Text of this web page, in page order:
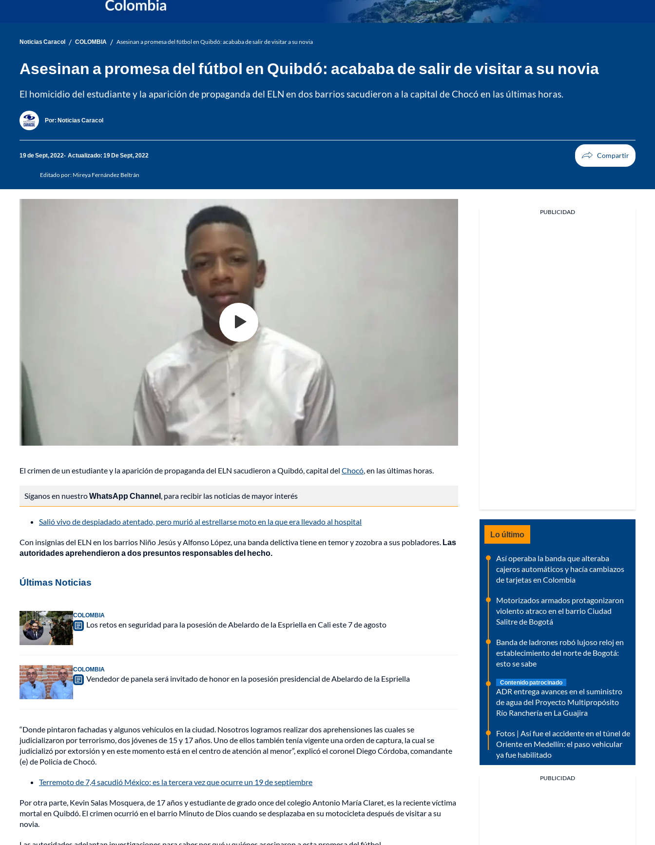
Noticias Caracol / COLOMBIA / Asesinan a promesa del fútbol en Quibdó: acababa de salir de visitar a su novia
Asesinan a promesa del fútbol en Quibdó: acababa de salir de visitar a su novia
El homicidio del estudiante y la aparición de propaganda del ELN en dos barrios sacudieron a la capital de Chocó en las últimas horas.
Por: Noticias Caracol
19 de Sept, 2022 Actualizado: 19 De Sept, 2022
Editado por: Mireya Fernández Beltrán
El crimen de un estudiante y la aparición de propaganda del ELN sacudieron a Quibdó, capital del Chocó, en las últimas horas.
Síganos en nuestroWhatsApp Channel, para recibir las noticias de mayor interés
Salió vivo de despiadado atentado, pero murió al estrellarse moto en la que era llevado al hospital
Con insignias del ELN en los barrios Niño Jesús y Alfonso López, una banda delictiva tiene en temor y zozobra a sus pobladores. Las
autoridades aprehendieron a dos presuntos responsables del hecho.
Últimas Noticias
COLOMBIA
Los retos en seguridad para la posesión de Abelardo de la Espriella en Cali este 7 de agosto
COLOMBIA
Vendedor de panela será invitado de honor en la posesión presidencial de Abelardo de la Espriella
“Donde pintaron fachadas y algunos vehículos en la ciudad. Nosotros logramos realizar dos aprehensiones las cuales se
judicializaron por terrorismo, dos jóvenes de 15 y 17 años. Uno de ellos también tenía vigente una orden de captura, la cual se
judicializó por extorsión y en este momento está en el centro de atención al menor”, explicó el coronel Diego Córdoba, comandante
(e) de Policía de Chocó.
Terremoto de 7,4 sacudió México: es la tercera vez que ocurre un 19 de septiembre
Por otra parte, Kevin Salas Mosquera, de 17 años y estudiante de grado once del colegio Antonio María Claret, es la reciente víctima
mortal en Quibdó. El crimen ocurrió en el barrio Minuto de Dios cuando se desplazaba en su motocicleta después de visitar a su
novia.
PUBLICIDAD
Lo último
Así operaba la banda que alteraba
cajeros automáticos y hacía cambiazos
de tarjetas en Colombia
Motorizados armados protagonizaron
violento atraco en el barrio Ciudad
Salitre de Bogotá
Banda de ladrones robó lujoso reloj en
establecimiento del norte de Bogotá:
esto se sabe
Contenido patrocinado
ADR entrega avances en el suministro
de agua del Proyecto Multipropósito
Río Ranchería en La Guajira
Fotos | Así fue el accidente en el túnel de
Oriente en Medellín: el paso vehicular
ya fue habilitado
PUBLICIDAD